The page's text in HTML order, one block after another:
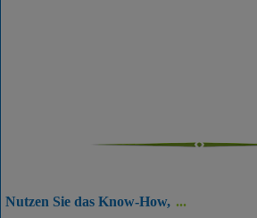
Nutzen Sie das Know-How,